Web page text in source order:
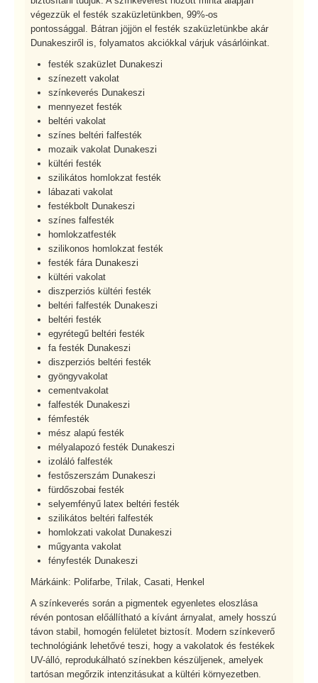
végezzük el festék szaküzletünkben, 99%-os
pontossággal. Bátran jöjjön el festék szaküzletünkbe akár
Dunakesziről is, folyamatos akciókkal várjuk vásárlóinkat.
festék szaküzlet Dunakeszi
színezett vakolat
színkeverés Dunakeszi
mennyezet festék
beltéri vakolat
színes beltéri falfesték
mozaik vakolat Dunakeszi
kültéri festék
szilikátos homlokzat festék
lábazati vakolat
festékbolt Dunakeszi
színes falfesték
homlokzatfesték
szilikonos homlokzat festék
festék fára Dunakeszi
kültéri vakolat
diszperziós kültéri festék
beltéri falfesték Dunakeszi
beltéri festék
egyrétegű beltéri festék
fa festék Dunakeszi
diszperziós beltéri festék
gyöngyvakolat
cementvakolat
falfesték Dunakeszi
fémfesték
mész alapú festék
mélyalapozó festék Dunakeszi
izoláló falfesték
festőszerszám Dunakeszi
fürdőszobai festék
selyemfényű latex beltéri festék
szilikátos beltéri falfesték
homlokzati vakolat Dunakeszi
műgyanta vakolat
fényfesték Dunakeszi
Márkáink: Polifarbe, Trilak, Casati, Henkel
A színkeverés során a pigmentek egyenletes eloszlása
révén pontosan előállítható a kívánt árnyalat, amely hosszú
távon stabil, homogén felületet biztosít. Modern színkeverő
technológiánk lehetővé teszi, hogy a vakolatok és festékek
UV-álló, reprodukálható színekben készüljenek, amelyek
tartósan megőrzik intenzitásukat a kültéri környezetben.